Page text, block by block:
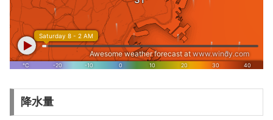
降水量